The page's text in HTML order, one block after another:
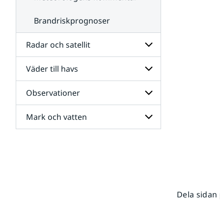
Brandriskprognoser
Radar och satellit
Undersidor
för
Radar
och
satellit
Väder till havs
Undersidor
för
Väder
till
havs
Observationer
Undersidor
för
Mark och vatten
Dela sidan